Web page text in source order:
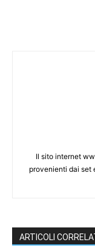
Il sito internet
provenienti dai set
ARTICOLI